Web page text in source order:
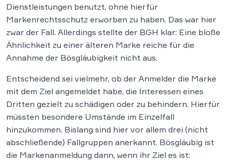
Dienstleistungen benutzt, ohne hierfür
Markenrechtsschutz erworben zu haben. Das war hier
zwar der Fall. Allerdings stellte der BGH klar: Eine bloße
Ähnlichkeit zu einer älteren Marke reiche für die
Annahme der Bösgläubigkeit nicht aus.
Entscheidend sei vielmehr, ob der Anmelder die Marke
mit dem Ziel angemeldet habe, die Interessen eines
Dritten gezielt zu schädigen oder zu behindern. Hierfür
müssten besondere Umstände im Einzelfall
hinzukommen. Bislang sind hier vor allem drei (nicht
abschließende) Fallgruppen anerkannt. Bösgläubig ist
die Markenanmeldung dann, wenn ihr Ziel es ist: